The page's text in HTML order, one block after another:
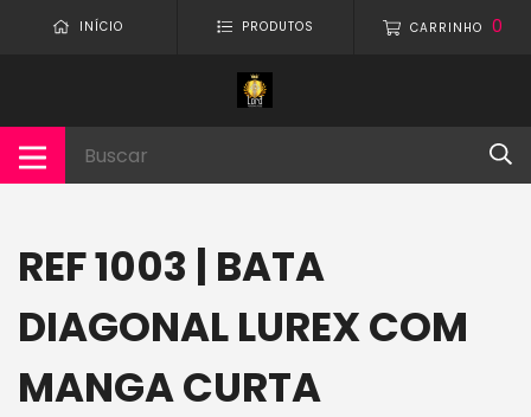
INÍCIO PRODUTOS CARRINHO 0
REF 1003 | BATA
DIAGONAL LUREX COM
MANGA CURTA